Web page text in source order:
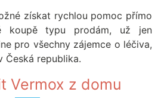
získat rychlou pomoc přímo
koupě typu prodám, už jen
pro všechny zájemce o léčiva,
Česká republika.
Vermox z domu